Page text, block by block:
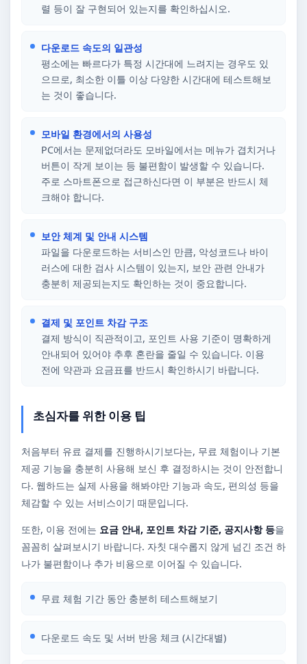
렬 등이 잘 구현되어 있는지를 확인하십시오.
다운로드 속도의 일관성
평소에는 빠르다가 특정 시간대에 느려지는 경우도 있
으므로, 최소한 이틀 이상 다양한 시간대에 테스트해보
는 것이 좋습니다.
모바일 환경에서의 사용성
PC에서는 문제없더라도 모바일에서는 메뉴가 겹치거나
버튼이 작게 보이는 등 불편함이 발생할 수 있습니다.
주로 스마트폰으로 접근하신다면 이 부분은 반드시 체
크해야 합니다.
보안 체계 및 안내 시스템
파일을 다운로드하는 서비스인 만큼, 악성코드나 바이
러스에 대한 검사 시스템이 있는지, 보안 관련 안내가
충분히 제공되는지도 확인하는 것이 중요합니다.
결제 및 포인트 차감 구조
결제 방식이 직관적이고, 포인트 사용 기준이 명확하게
안내되어 있어야 추후 혼란을 줄일 수 있습니다. 이용
전에 약관과 요금표를 반드시 확인하시기 바랍니다.
초심자를 위한 이용 팁
처음부터 유료 결제를 진행하시기보다는, 무료 체험이나 기본
제공 기능을 충분히 사용해 보신 후 결정하시는 것이 안전합니
다. 웹하드는 실제 사용을 해봐야만 기능과 속도, 편의성 등을
체감할 수 있는 서비스이기 때문입니다.
또한, 이용 전에는 요금 안내, 포인트 차감 기준, 공지사항 등을
꼼꼼히 살펴보시기 바랍니다. 자칫 대수롭지 않게 넘긴 조건 하
나가 불편함이나 추가 비용으로 이어질 수 있습니다.
무료 체험 기간 동안 충분히 테스트해보기
다운로드 속도 및 서버 반응 체크 (시간대별)